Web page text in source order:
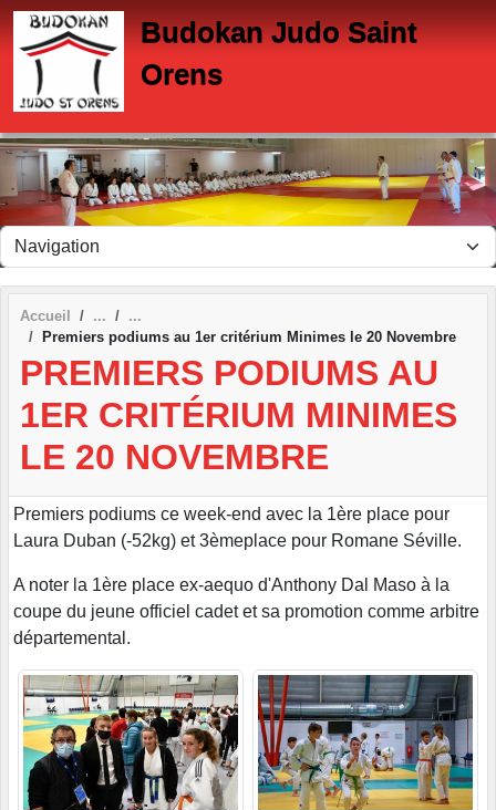
Budokan Judo Saint
Orens
Accueil
Premiers podiums au 1er critérium Minimes le 20 Novembre
PREMIERS PODIUMS AU
1ER CRITÉRIUM MINIMES
LE 20 NOVEMBRE
Premiers podiums ce week-end avec la 1ère place pour
Laura Duban (-52kg) et 3èmeplace pour Romane Séville.
A noter la 1ère place ex-aequo d'Anthony Dal Maso à la
coupe du jeune officiel cadet et sa promotion comme arbitre
départemental.
Panneau de gestion des cookies